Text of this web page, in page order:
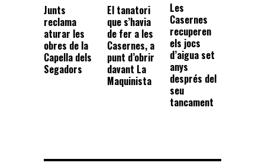
Junts
reclama
aturar les
obres de la
Capella dels
Segadors
El tanatori
que s’havia
de fer a les
Casernes, a
punt d’obrir
davant La
Maquinista
Les
Casernes
recuperen
els jocs
d’aigua set
anys
després del
seu
tancament